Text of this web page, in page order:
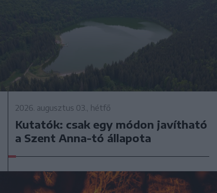
2026. augusztus 03., hétfő
Kutatók: csak egy módon javítható
a Szent Anna-tó állapota